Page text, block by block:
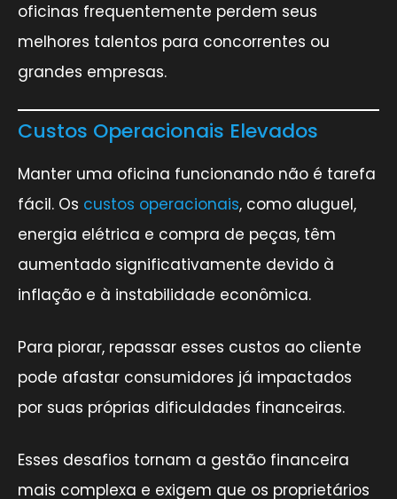
oficinas frequentemente perdem seus
melhores talentos para concorrentes ou
grandes empresas.
Custos Operacionais Elevados
Manter uma oficina funcionando não é tarefa
fácil. Os custos operacionais, como aluguel,
energia elétrica e compra de peças, têm
aumentado significativamente devido à
inflação e à instabilidade econômica.
Para piorar, repassar esses custos ao cliente
pode afastar consumidores já impactados
por suas próprias dificuldades financeiras.
Esses desafios tornam a gestão financeira
mais complexa e exigem que os proprietários